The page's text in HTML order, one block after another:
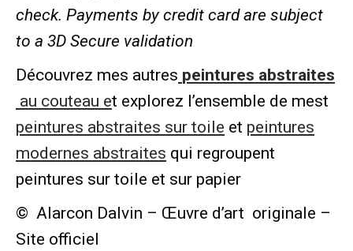
check. Payments by credit card are subject
to a 3D Secure validation
Découvrez mes autres peintures abstraites
au couteau et explorez l’ensemble de mest
peintures abstraites sur toile et peintures
modernes abstraites qui regroupent
peintures sur toile et sur papier
© Alarcon Dalvin – Œuvre d’art originale –
Site officiel